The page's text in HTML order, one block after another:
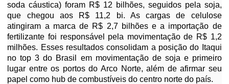
soda cáustica) foram R$ 12 bilhões, seguidos pela soja,
que chegou aos R$ 11,2 bi. As cargas de celulose
atingiram a marca de R$ 2,7 bilhões e a importação de
fertilizante foi responsável pela movimentação de R$ 1,2
milhões. Esses resultados consolidam a posição do Itaqui
no top 3 do Brasil em movimentação de soja e primeiro
lugar entre os portos do Arco Norte, além de afirmar seu
papel como hub de combustíveis do centro norte do país.